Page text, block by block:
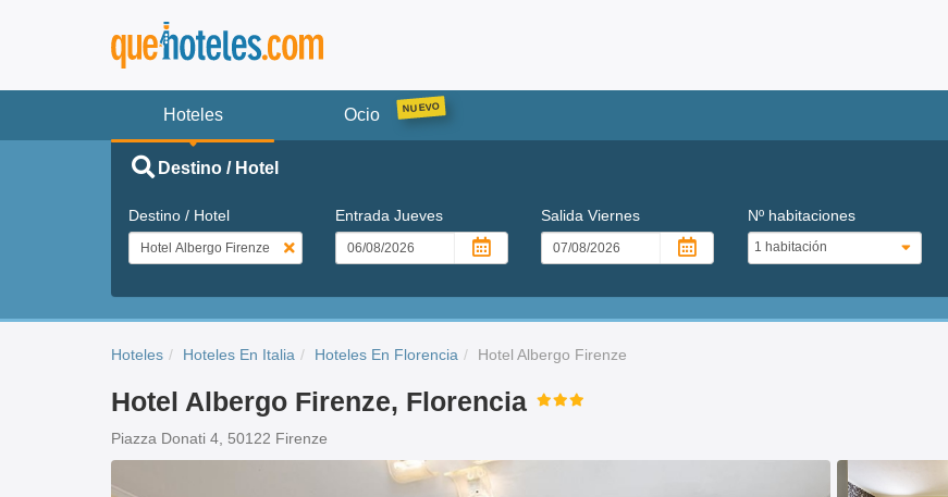
Hoteles Ocio
Destino / Hotel
Destino / Hotel Entrada Jueves SalidaViernes Nº habitaciones
Hoteles Hoteles En Italia Hoteles En Florencia Hotel Albergo Firenze
Hotel Albergo Firenze, Florencia
Piazza Donati 4, 50122 Firenze